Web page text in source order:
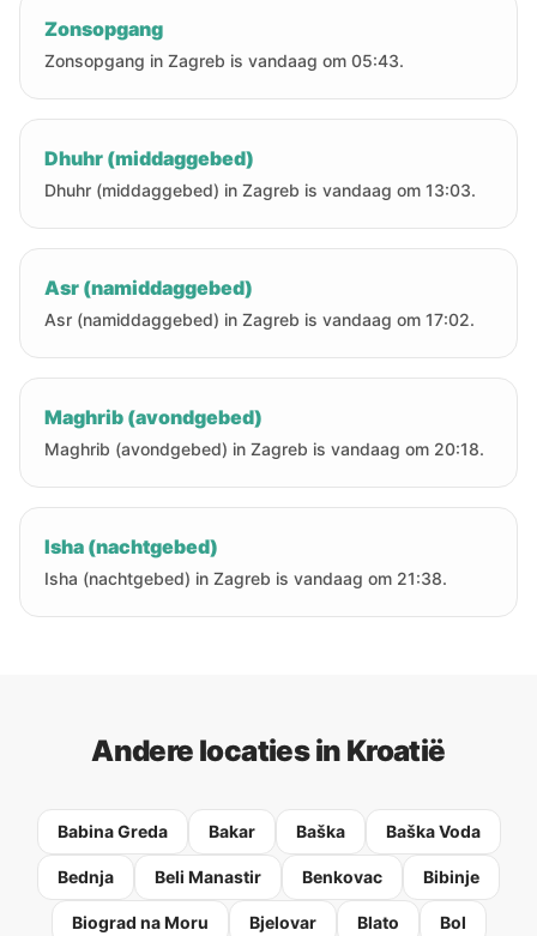
Zonsopgang
Zonsopgang in Zagreb is vandaag om 05:43.
Dhuhr (middaggebed)
Dhuhr (middaggebed) in Zagreb is vandaag om 13:03.
Asr (namiddaggebed)
Asr (namiddaggebed) in Zagreb is vandaag om 17:02.
Maghrib (avondgebed)
Maghrib (avondgebed) in Zagreb is vandaag om 20:18.
Isha (nachtgebed)
Isha (nachtgebed) in Zagreb is vandaag om 21:38.
Andere locaties in Kroatië
Babina Greda Bakar Baška Baška Voda
Bednja Beli Manastir Benkovac Bibinje
Biograd na Moru Bjelovar Blato Bol